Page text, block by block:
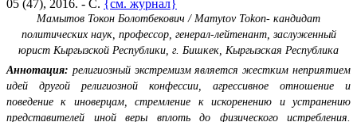
05 (47), 2016. - С. {см. журнал}
Мамытов Токон Болотбекович / Mamytov Tokon- кандидат
политических наук, профессор, генерал-лейтенант, заслуженный
юрист Кыргызской Республики, г. Бишкек, Кыргызская Республика
Аннотация: религиозный экстремизм является жестким неприятием
идей другой религиозной конфессии, агрессивное отношение и
поведение к иноверцам, стремление к искоренению и устранению
представителей иной веры вплоть до физического истребления.